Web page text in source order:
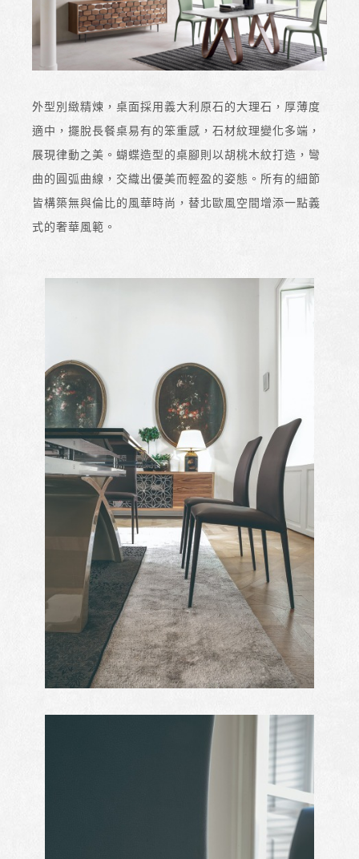
外型別緻精煉，桌面採用義大利原石的大理石，厚薄度
適中，擺脫長餐桌易有的笨重感，石材紋理變化多端，
展現律動之美。蝴蝶造型的桌腳則以胡桃木紋打造，彎
曲的圓弧曲線，交織出優美而輕盈的姿態。所有的細節
皆構築無與倫比的風華時尚，替北歐風空間增添一點義
式的奢華風範。